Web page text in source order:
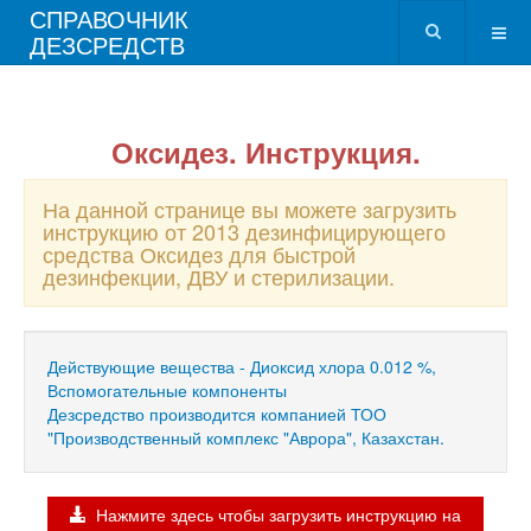
СПРАВОЧНИК
ДЕЗСРЕДСТВ
Оксидез. Инструкция.
На данной странице вы можете загрузить
инструкцию от 2013 дезинфицирующего
средства Оксидез для быстрой
дезинфекции, ДВУ и стерилизации.
Действующие вещества - Диоксид хлора 0.012 %,
Вспомогательные компоненты
Дезсредство производится компанией ТОО
"Производственный комплекс "Аврора", Казахстан.
Нажмите здесь чтобы загрузить инструкцию на